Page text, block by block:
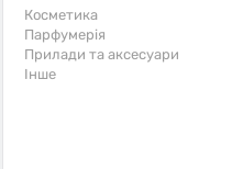
Косметика
Парфумерія
Прилади та аксесуари
Iнше